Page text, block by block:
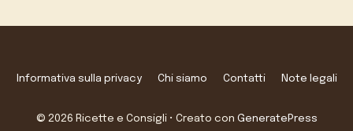
Informativa sulla privacy Chi siamo Contatti Note legali
© 2026 Ricette e Consigli • Creato con GeneratePress